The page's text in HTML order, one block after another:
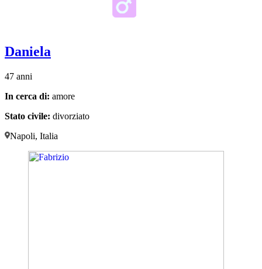
Daniela
47 anni
In cerca di: amore
Stato civile: divorziato
Napoli, Italia